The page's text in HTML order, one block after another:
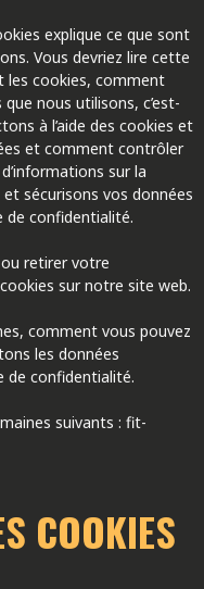
explique ce que sont
Vous devriez lire cette
les cookies, comment
nous utilisons, c’est-
à l’aide des cookies et
et comment contrôler
sur la
sécurisons vos données
de confidentialité.
retirer votre
sur notre site web.
comment vous pouvez
les données
de confidentialité.
suivants : fit-
COOKIES